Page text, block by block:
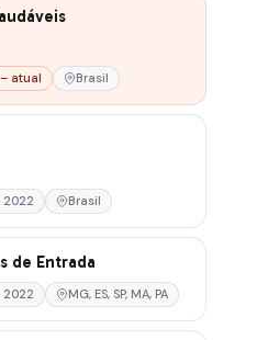
atual Brasil
2022 Brasil
de Entrada
2022 MG, ES, SP, MA, PA